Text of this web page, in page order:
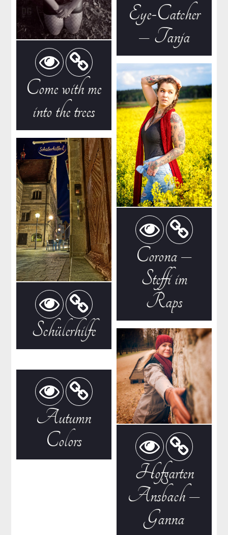
Come with me
into the trees
Eye-Catcher
– Tanja
Corona –
Steffi im
Raps
Schülerhilfe
Hofgarten
Ansbach –
Ganna
Autumn
Colors